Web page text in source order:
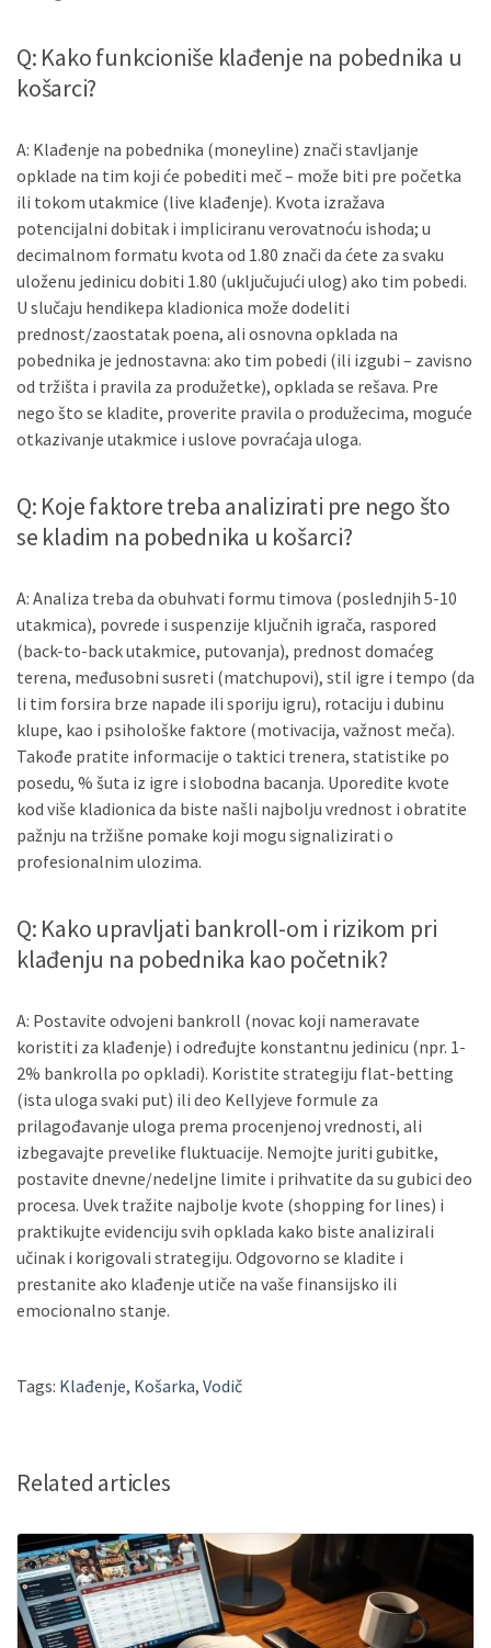
Q: Kako funkcioniše klađenje na pobednika u
košarci?
A: Klađenje na pobednika (moneyline) znači stavljanje
opklade na tim koji će pobediti meč – može biti pre početka
ili tokom utakmice (live klađenje). Kvota izražava
potencijalni dobitak i impliciranu verovatnoću ishoda; u
decimalnom formatu kvota od 1.80 znači da ćete za svaku
uloženu jedinicu dobiti 1.80 (uključujući ulog) ako tim pobedi.
U slučaju hendikepa kladionica može dodeliti
prednost/zaostatak poena, ali osnovna opklada na
pobednika je jednostavna: ako tim pobedi (ili izgubi – zavisno
od tržišta i pravila za produžetke), opklada se rešava. Pre
nego što se kladite, proverite pravila o produžecima, moguće
otkazivanje utakmice i uslove povraćaja uloga.
Q: Koje faktore treba analizirati pre nego što
se kladim na pobednika u košarci?
A: Analiza treba da obuhvati formu timova (poslednjih 5-10
utakmica), povrede i suspenzije ključnih igrača, raspored
(back-to-back utakmice, putovanja), prednost domaćeg
terena, međusobni susreti (matchupovi), stil igre i tempo (da
li tim forsira brze napade ili sporiju igru), rotaciju i dubinu
klupe, kao i psihološke faktore (motivacija, važnost meča).
Takođe pratite informacije o taktici trenera, statistike po
posedu, % šuta iz igre i slobodna bacanja. Uporedite kvote
kod više kladionica da biste našli najbolju vrednost i obratite
pažnju na tržišne pomake koji mogu signalizirati o
profesionalnim ulozima.
Q: Kako upravljati bankroll-om i rizikom pri
klađenju na pobednika kao početnik?
A: Postavite odvojeni bankroll (novac koji nameravate
koristiti za klađenje) i određujte konstantnu jedinicu (npr. 1-
2% bankrolla po opkladi). Koristite strategiju flat-betting
(ista uloga svaki put) ili deo Kellyjeve formule za
prilagođavanje uloga prema procenjenoj vrednosti, ali
izbegavajte prevelike fluktuacije. Nemojte juriti gubitke,
postavite dnevne/nedeljne limite i prihvatite da su gubici deo
procesa. Uvek tražite najbolje kvote (shopping for lines) i
praktikujte evidenciju svih opklada kako biste analizirali
učinak i korigovali strategiju. Odgovorno se kladite i
prestanite ako klađenje utiče na vaše finansijsko ili
emocionalno stanje.
Tags: Klađenje, Košarka, Vodič
Related articles